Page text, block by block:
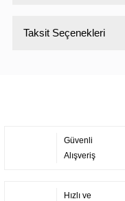
Taksit Seçenekleri
Güvenli
Alışveriş
Hızlı ve